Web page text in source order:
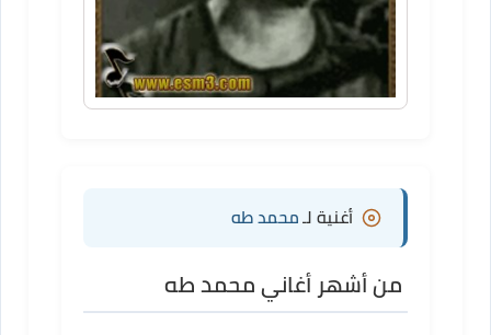
أغنية لـ محمد طه
من أشهر أغاني محمد طه